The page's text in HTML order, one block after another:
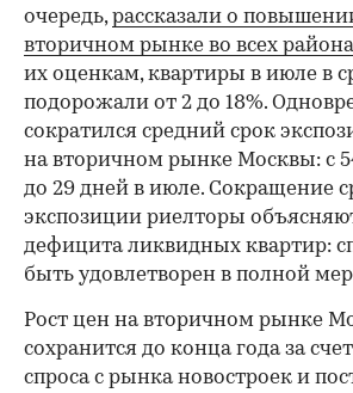
очередь,рассказали о
вторичном рынке во всех
их оценкам, квартиры в июле в
подорожали от 2 до 18%.
сократился средний срок
на вторичном рынке Москвы: с
до 29 дней в июле. Сокращение
экспозиции риелторы
дефицита ликвидных квартир:
быть удовлетворен в полной
Рост цен на вторичном рынке
сохранится до конца года за
спроса с рынка новостроек и